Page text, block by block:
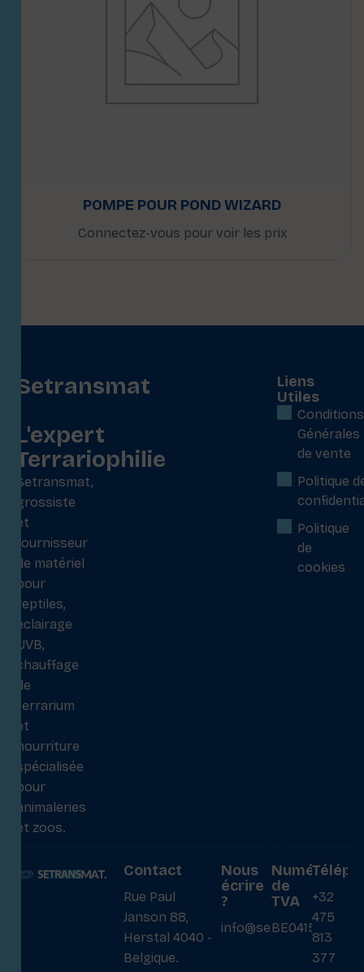
POMPE POUR POND WIZARD
Connectez-vous pour voir les prix
Setransmat
L'expert
Terrariophilie
Setransmat,
grossiste
et
fournisseur
de matériel
pour
reptiles,
éclairage
UVB,
chauffage
de
terrarium
et
nourriture
spécialisée
pour
animaleries
et zoos.
Liens
Utiles
Conditions
Générales
de vente
Politique
Politique
de
cookies
Contact
Rue Paul
Janson 88,
Herstal 4040 -
Belgique.
Nous
écrire
?
info@setransmat.com
Numéro
de
TVA
BE0415027069
+32
475
813
377